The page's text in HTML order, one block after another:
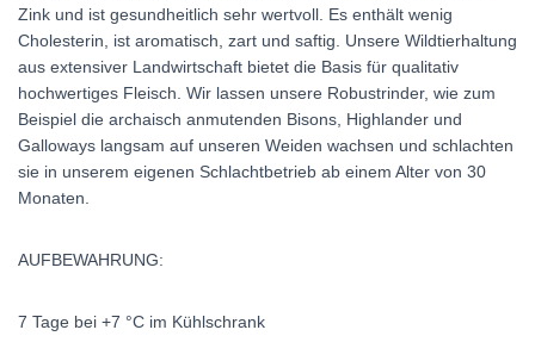
Zink und ist gesundheitlich sehr wertvoll. Es enthält wenig
Cholesterin, ist aromatisch, zart und saftig. Unsere Wildtierhaltung
aus extensiver Landwirtschaft bietet die Basis für qualitativ
hochwertiges Fleisch. Wir lassen unsere Robustrinder, wie zum
Beispiel die archaisch anmutenden Bisons, Highlander und
Galloways langsam auf unseren Weiden wachsen und schlachten
sie in unserem eigenen Schlachtbetrieb ab einem Alter von 30
Monaten.
AUFBEWAHRUNG:
7 Tage bei +7 °C im Kühlschrank